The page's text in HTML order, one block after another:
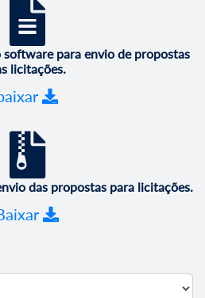
para envio de propostas
licitações.
das propostas para licitações.